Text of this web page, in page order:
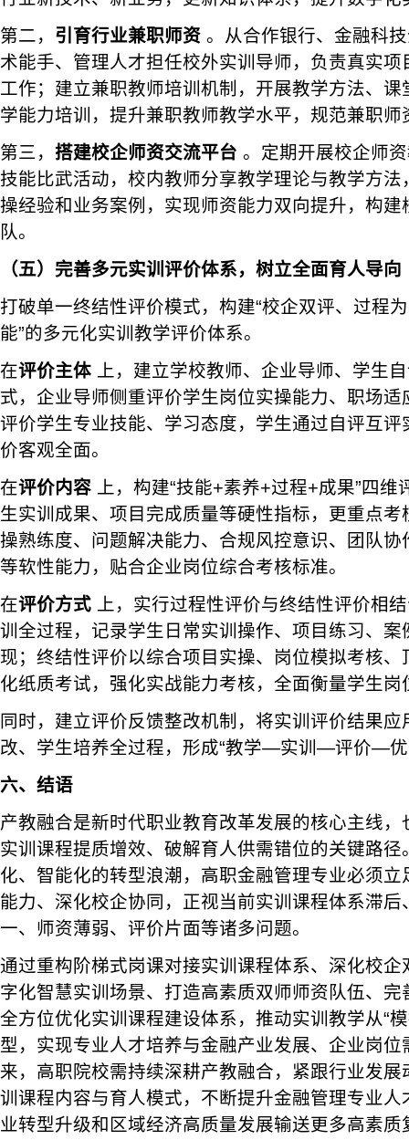
第二， 引育行业兼职师资 。从合作银行、金融科
术能手、管理人才担任校外实训导师，负责真实
工作；建立兼职教师培训机制，开展教学方法、
学能力培训，提升兼职教师教学水平，规范兼职师
第三， 搭建校企师资交流平台 。定期开展校企师
技能比武活动，校内教师分享教学理论与教学方
操经验和业务案例，实现师资能力双向提升，构建
队。
（五）完善多元实训评价体系，树立全面育人导向
打破单一终结性评价模式，构建“校企双评、过程
能”的多元化实训教学评价体系。
在评价主体 上，建立学校教师、企业导师、学生
式，企业导师侧重评价学生岗位实操能力、职场
评价学生专业技能、学习态度，学生通过自评互
价客观全面。
在评价内容 上，构建“技能+素养+过程+成果”四
生实训成果、项目完成质量等硬性指标，更重点
操熟练度、问题解决能力、合规风控意识、团队
等软性能力，贴合企业岗位综合考核标准。
在评价方式 上，实行过程性评价与终结性评价相
训全过程，记录学生日常实训操作、项目练习、
现；终结性评价以综合项目实操、岗位模拟考核
化纸质考试，强化实战能力考核，全面衡量学生岗
同时，建立评价反馈整改机制，将实训评价结果
改、学生培养全过程，形成“教学—实训—评价—优
六、结语
产教融合是新时代职业教育改革发展的核心主线
实训课程提质增效、破解育人供需错位的关键路
化、智能化的转型浪潮，高职金融管理专业必须
能力、深化校企协同，正视当前实训课程体系滞
一、师资薄弱、评价片面等诸多问题。
通过重构阶梯式岗课对接实训课程体系、深化校
字化智慧实训场景、打造高素质双师师资队伍、
全方位优化实训课程建设体系，推动实训教学从“
型，实现专业人才培养与金融产业发展、企业岗
来，高职院校需持续深耕产教融合，紧跟行业发
训课程内容与育人模式，不断提升金融管理专业
业转型升级和区域经济高质量发展输送更多高素